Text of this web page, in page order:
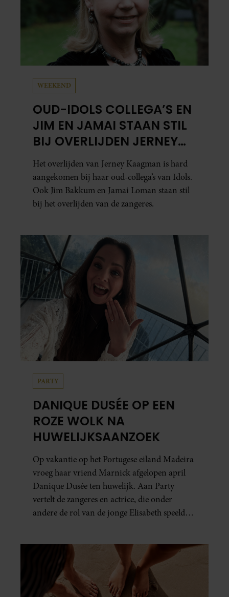
WEEKEND
OUD-IDOLS COLLEGA’S EN
JIM EN JAMAI STAAN STIL
BIJ OVERLIJDEN JERNEY
KAAGMAN
Het overlijden van Jerney Kaagman is hard
aangekomen bij haar oud-collega’s van Idols.
Ook Jim Bakkum en Jamai Loman staan stil
bij het overlijden van de zangeres.
PARTY
DANIQUE DUSÉE OP EEN
ROZE WOLK NA
HUWELIJKSAANZOEK
Op vakantie op het Portugese eiland Madeira
vroeg haar vriend Marnick afgelopen april
Danique Dusée ten huwelijk. Aan Party
vertelt de zangeres en actrice, die onder
andere de rol van de jonge Elisabeth speelde